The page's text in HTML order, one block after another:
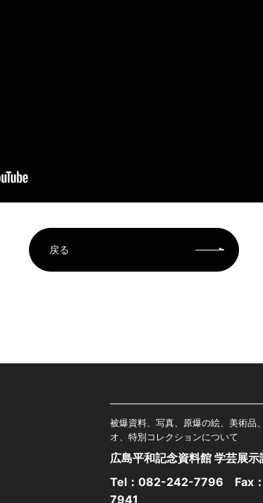
戻る
被爆資料、写真、原爆の絵、美術品
オ、特別コレクションについて
広島平和記念資料館 学芸展示
Tel： 082-242-7796 Fax
7941